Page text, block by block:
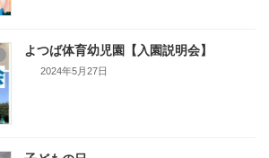
よつば体育幼児園【入園説明会】
2024年5月27日